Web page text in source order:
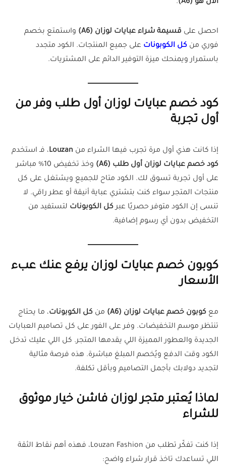
الآن هو (A6)
.
احصل على قسيمة شراء عبايات لوزان (A6)
واستمتع بخصم
فوري من كل الكوبونات على جميع المنتجات. الكود متجدد
باستمرار ويمنحك ميزة التوفير الدائم على المشتريات.
كود خصم عبايات لوزان أول طلب وفر من
أول تجربة
إذا كانت هذي أول مرة تجرب فيها الشراء من Louzan، فـ استخدم
كود خصم عبايات لوزان أول طلب (A6)
وخذ تخفيض 10% مباشر
على أول تجربة تسوق لك. الكود متاح للجميع ويشتغل على كل
منتجات المتجر سواء كنت بتشتري عباية أنيقة أو عطر راقي. لا
تنسى إن الكود متوفر حصريًا عبركل الكوبونات لتستفيد من
التخفيض بدون أي رسوم إضافية.
كوبون خصم عبايات لوزان يرفع عنك عبء
الأسعار
مع كوبون خصم عبايات لوزان (A6) من كل الكوبونات، ما يحتاج
تنتظر موسم التخفيضات. وفر على الفور على كل تصاميم العبايات
الجديدة والعطور المميزة اللي يقدمها المتجر. كل اللي عليك تدخل
الكود وقت الدفع ويُخصم المبلغ مباشرة. هذه فرصة مثالية
لتجديد دولابك بأجمل التصاميم وبأقل تكلفة.
لماذا يُعتبر متجر لوزان فاشن خيار موثوق
للشراء
إذا كنت تفكّر تطلب من Louzan Fashion، فهذه أهم نقاط الثقة
اللي تساعدك تاخذ قرار شراء واضح: